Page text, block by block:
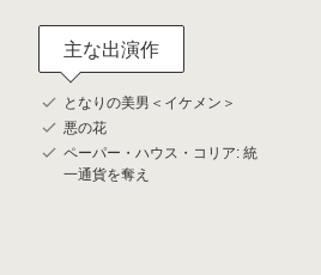
主な出演作
となりの美男＜イケメン＞
悪の花
ペーパー・ハウス・コリア: 統
一通貨を奪え